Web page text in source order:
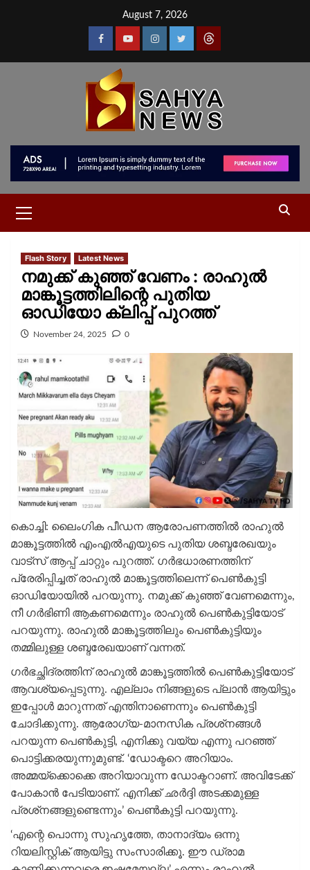
August 7, 2026
Flash Story Latest News
നമുക്ക് കുഞ്ഞ് വേണം : രാഹുല്‍
മാങ്കൂട്ടത്തിലിന്റെ പുതിയ
ഓഡിയോ ക്ലിപ്പ് പുറത്ത്
November 24, 2025 0
കൊച്ചി: ലൈംഗിക പീഡന ആരോപണത്തില്‍ രാഹുല്‍
മാങ്കൂട്ടത്തില്‍ എംഎല്‍എയുടെ പുതിയ ശബ്ദരേഖയും
വാട്സ് ആപ്പ് ചാറ്റും പുറത്ത്. ഗര്‍ഭധാരണത്തിന്
പ്രേരിപ്പിച്ചത് രാഹുല്‍ മാങ്കൂട്ടത്തിലെന്ന് പെണ്‍കുട്ടി
ഓഡിയോയില്‍ പറയുന്നു. നമുക്ക് കുഞ്ഞ് വേണമെന്നും,
നീ ഗര്‍ഭിണി ആകണമെന്നും രാഹുല്‍ പെണ്‍കുട്ടിയോട്
പറയുന്നു. രാഹുല്‍ മാങ്കൂട്ടത്തിലും പെണ്‍കുട്ടിയും
തമ്മിലുള്ള ശബ്ദരേഖയാണ് വന്നത്.
ഗര്‍ഭച്ഛിദ്രത്തിന് രാഹുല്‍ മാങ്കൂട്ടത്തില്‍ പെണ്‍കുട്ടിയോട്
ആവശ്യപ്പെടുന്നു. എല്ലാം നിങ്ങളുടെ പ്ലാന്‍ ആയിട്ടും
ഇപ്പോള്‍ മാറുന്നത് എന്തിനാണെന്നും പെണ്‍കുട്ടി
ചോദിക്കുന്നു. ആരോഗ്യ-മാനസിക പ്രശ്‌നങ്ങള്‍
പറയുന്ന പെണ്‍കുട്ടി, എനിക്കു വയ്യ എന്നു പറഞ്ഞ്
പൊട്ടിക്കരയുന്നുമുണ്ട്. ‘ഡോക്ടറെ അറിയാം.
അമ്മയ്‌ക്കൊക്കെ അറിയാവുന്ന ഡോക്ടറാണ്. അവിടേക്ക്
പോകാന്‍ പേടിയാണ്. എനിക്ക് ഛര്‍ദ്ദി അടക്കമുള്ള
പ്രശ്‌നങ്ങളുണ്ടെന്നും’ പെണ്‍കുട്ടി പറയുന്നു.
‘എന്റെ പൊന്നു സുഹൃത്തേ, താനാദ്യം ഒന്നു
റിയലിസ്റ്റിക് ആയിട്ടു സംസാരിക്കൂ. ഈ ഡ്രാമ